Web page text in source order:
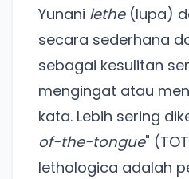
Yunani lethe(lupa)
secara sederhana
sebagai kesulitan
mengingat atau
kata. Lebih sering
of-the-tongue"
lethologica adalah